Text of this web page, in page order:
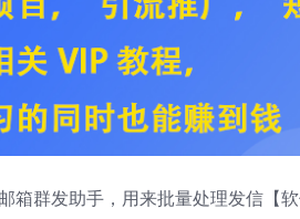
箱群发助手，用来批量处理发信【软